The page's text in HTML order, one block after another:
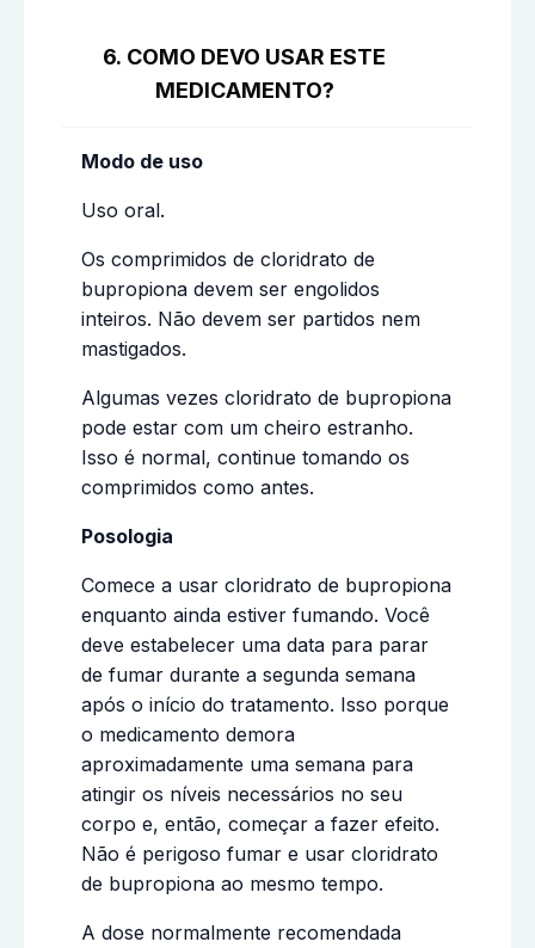
6. COMO DEVO USAR ESTE
MEDICAMENTO?
Modo de uso
Uso oral.
Os comprimidos de cloridrato de
bupropiona devem ser engolidos
inteiros. Não devem ser partidos nem
mastigados.
Algumas vezes cloridrato de bupropiona
pode estar com um cheiro estranho.
Isso é normal, continue tomando os
comprimidos como antes.
Posologia
Comece a usar cloridrato de bupropiona
enquanto ainda estiver fumando. Você
deve estabelecer uma data para parar
de fumar durante a segunda semana
após o início do tratamento. Isso porque
o medicamento demora
aproximadamente uma semana para
atingir os níveis necessários no seu
corpo e, então, começar a fazer efeito.
Não é perigoso fumar e usar cloridrato
de bupropiona ao mesmo tempo.
A dose normalmente recomendada